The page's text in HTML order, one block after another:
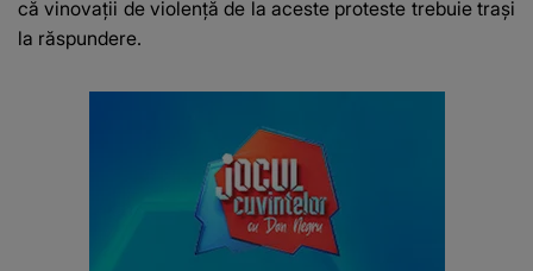
că vinovaţii de violenţă de la aceste proteste trebuie traşi
la răspundere.